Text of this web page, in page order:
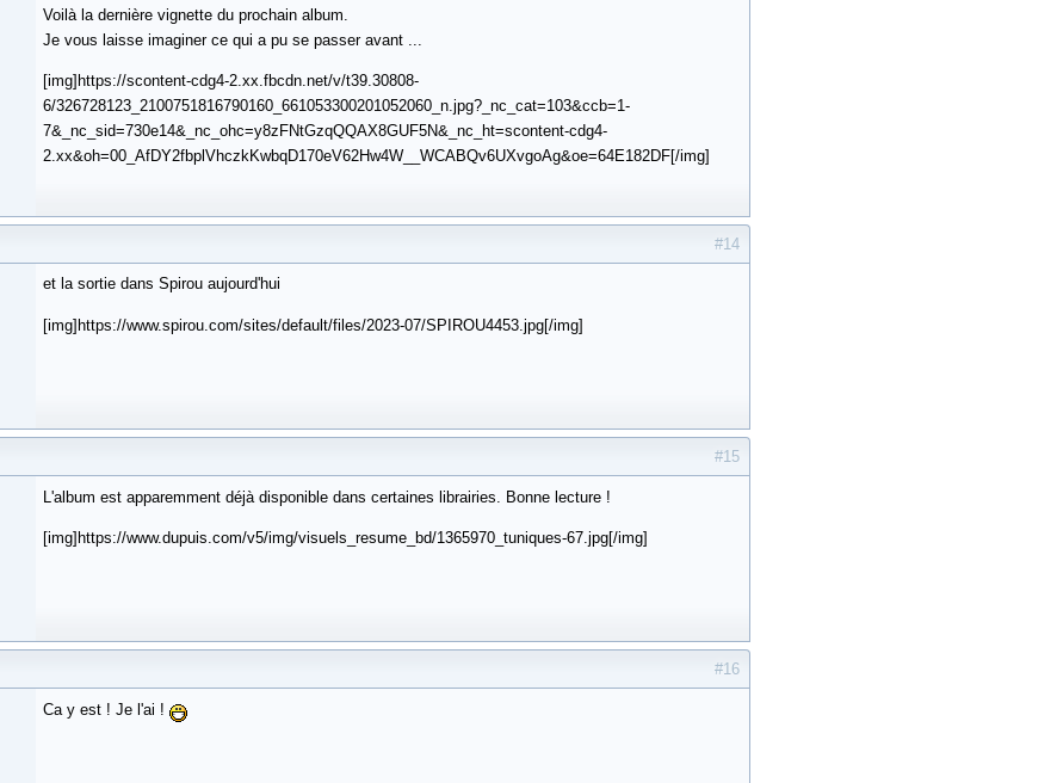
Voilà la dernière vignette du prochain album.
Je vous laisse imaginer ce qui a pu se passer avant ...
[img]https://scontent-cdg4-2.xx.fbcdn.net/v/t39.30808-
6/326728123_2100751816790160_661053300201052060_n.jpg?_nc_cat=103&ccb=1-
7&_nc_sid=730e14&_nc_ohc=y8zFNtGzqQQAX8GUF5N&_nc_ht=scontent-cdg4-
2.xx&oh=00_AfDY2fbplVhczkKwbqD170eV62Hw4W__WCABQv6UXvgoAg&oe=64E182DF[/img]
#14
et la sortie dans Spirou aujourd'hui
[img]https://www.spirou.com/sites/default/files/2023-07/SPIROU4453.jpg[/img]
#15
L'album est apparemment déjà disponible dans certaines librairies. Bonne lecture !
[img]https://www.dupuis.com/v5/img/visuels_resume_bd/1365970_tuniques-67.jpg[/img]
#16
Ca y est ! Je l'ai !